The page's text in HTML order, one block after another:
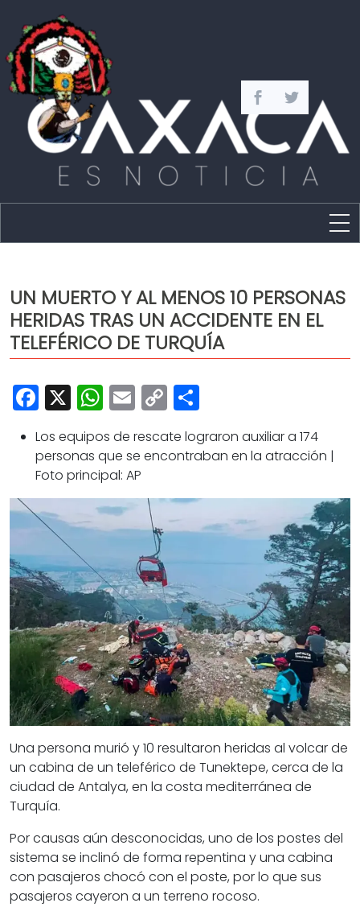
Capital
Policíaca
Cultura
Deportes
Opinión
UN MUERTO Y AL MENOS 10 PERSONAS
HERIDAS TRAS UN ACCIDENTE EN EL
TELEFÉRICO DE TURQUÍA
Facebook
X WhatsApp
Email
Copy
Link
Los equipos de rescate lograron auxiliar a 174
personas que se encontraban en la atracción |
Foto principal: AP
Una persona murió y 10 resultaron heridas al volcar de
un cabina de un teleférico de Tunektepe, cerca de la
ciudad de Antalya, en la costa mediterránea de
Turquía.
Por causas aún desconocidas, uno de los postes del
sistema se inclinó de forma repentina y una cabina
con pasajeros chocó con el poste, por lo que sus
pasajeros cayeron a un terreno rocoso.